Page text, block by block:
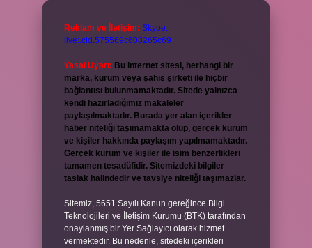
Reklam ve İletişim: Skype:
live:.cid.575569c608265c69
Yasal Uyarı: Bu internet sitesi, herhangi bir
marka, kurum veya şahıs şirketi ile hiçbir
bağlantısı bulunmamaktadır. Sitede yalnızca
kendi hazırladığımız makaleler
paylaşılmaktadır. Burada yer alan içerikler
haber niteliği taşımamakta olup, gerçek kurum
ve kişiler hakkında paylaşım yapılmamaktadır.
Gerçek kurum ve kişiler ile isim benzerlikleri
tamamen tesadüfidir. Sitemizdeki bilgiler
taslak halindedir ve tavsiye niteliği taşımazlar.
Sitemiz, 5651 Sayılı Kanun gereğince Bilgi
Teknolojileri ve İletişim Kurumu (BTK) tarafından
onaylanmış bir Yer Sağlayıcı olarak hizmet
vermektedir. Bu nedenle, sitedeki içerikleri